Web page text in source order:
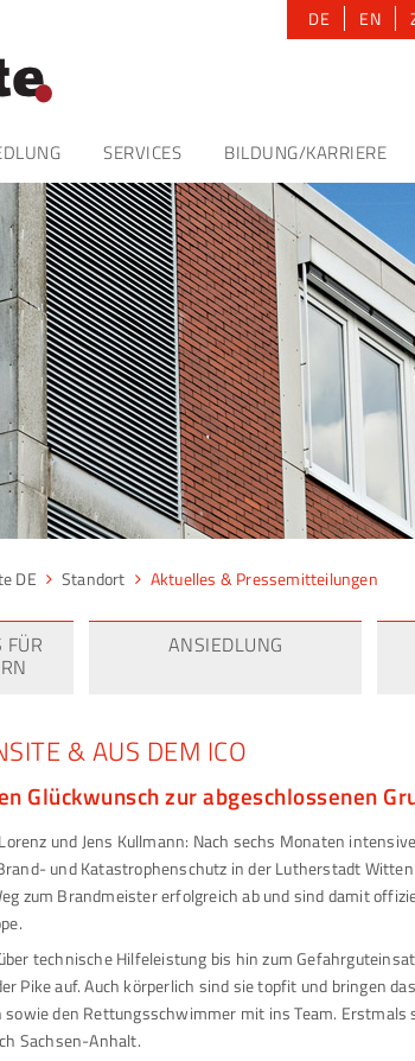
DE EN
SERVICES BILDUNG/KARRIERE
DE Standort Aktuelles & Pressemitteilungen
FÜR ANSIEDLUNG
& AUS DEM ICO
Glückwunsch zur abgeschlossenen
und Jens Kullmann: Nach sechs Monaten
und Katastrophenschutz in der Lutherstadt
zum Brandmeister erfolgreich ab und sind damit
technische Hilfeleistung bis hin zum
Pike auf. Auch körperlich sind sie topfit und bringen
den Rettungsschwimmer mit ins Team. Erstmals
Sachsen-Anhalt.